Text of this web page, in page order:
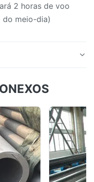
2 horas de voo
meio-dia)
Tubo Decorativo
Devido à adição do
à corrosão,
resistir à corrosão